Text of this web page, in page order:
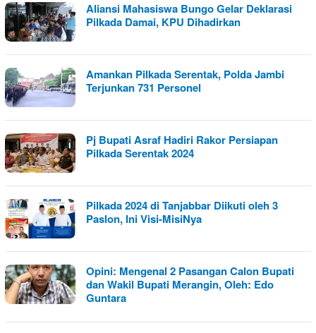
Aliansi Mahasiswa Bungo Gelar Deklarasi
Pilkada Damai, KPU Dihadirkan
Amankan Pilkada Serentak, Polda Jambi
Terjunkan 731 Personel
Pj Bupati Asraf Hadiri Rakor Persiapan
Pilkada Serentak 2024
Pilkada 2024 di Tanjabbar Diikuti oleh 3
Paslon, Ini Visi-MisiNya
Opini: Mengenal 2 Pasangan Calon Bupati
dan Wakil Bupati Merangin, Oleh: Edo
Guntara